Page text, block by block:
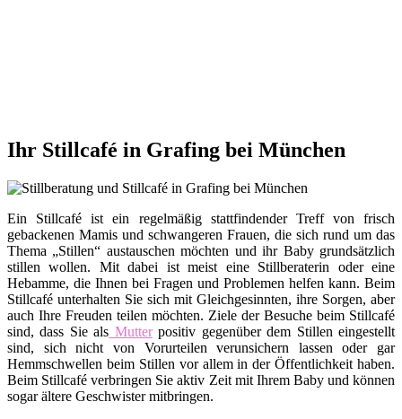
Ihr Stillcafé in Grafing bei München
Ein Stillcafé ist ein regelmäßig stattfindender Treff von frisch
gebackenen Mamis und schwangeren Frauen, die sich rund um das
Thema „Stillen“ austauschen möchten und ihr Baby grundsätzlich
stillen wollen. Mit dabei ist meist eine Stillberaterin oder eine
Hebamme, die Ihnen bei Fragen und Problemen helfen kann. Beim
Stillcafé unterhalten Sie sich mit Gleichgesinnten, ihre Sorgen, aber
auch Ihre Freuden teilen möchten. Ziele der Besuche beim Stillcafé
sind, dass Sie als Mutterpositiv gegenüber dem Stillen eingestellt
sind, sich nicht von Vorurteilen verunsichern lassen oder gar
Hemmschwellen beim Stillen vor allem in der Öffentlichkeit haben.
Beim Stillcafé verbringen Sie aktiv Zeit mit Ihrem Baby und können
sogar ältere Geschwister mitbringen.